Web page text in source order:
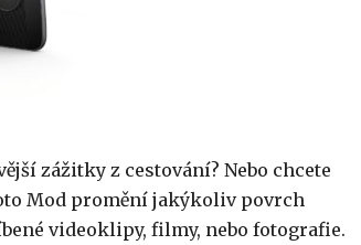
zážitky z cestování? Nebo chcete
Mod promění jakýkoliv povrch
videoklipy, filmy, nebo fotografie.